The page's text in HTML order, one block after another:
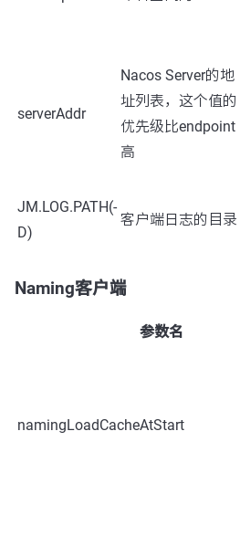
serverAddr
Nacos Server的地
址列表，这个值的
优先级比endpoint
高
JM.LOG.PATH(-
D)
客户端日志的目录
Naming客户端
参数名
namingLoadCacheAtStart